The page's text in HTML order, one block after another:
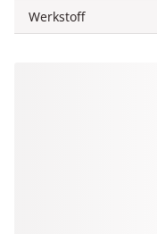
Werkstoff